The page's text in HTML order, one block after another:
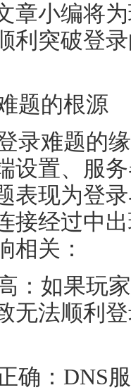
章小编将
利突破登
题的根源
录难题的
设置、服
表现为登
接经过中
相关：
：如果玩
无法顺利
确：DNS